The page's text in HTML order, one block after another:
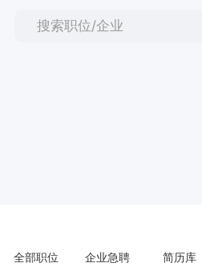
全部职位 企业急聘 简历库